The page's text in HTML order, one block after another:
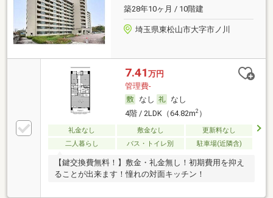
築28年10ヶ月 / 10階建
埼玉県東松山市大字市ノ川
7.41 万円
管理費-
なし
なし
4階 / 2LDK（64.82m2）
礼金なし 敷金なし
更新料なし
二人暮らし
バス・トイレ別 駐車場(近隣含)
【鍵交換費無料！】敷金・礼金無し！初期費用を抑え
ることが出来ます！憧れの対面キッチン！